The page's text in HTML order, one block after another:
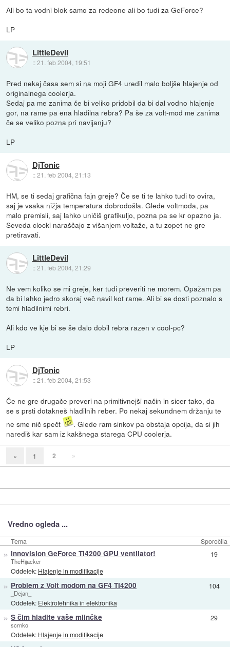
Ali bo ta vodni blok samo za redeone ali bo tudi za GeForce?
LP
LittleDevil
::21. feb 2004, 19:51
Pred nekaj časa sem si na moji GF4 uredil malo boljše hlajenje od
originalnega coolerja.
Sedaj pa me zanima če bi veliko pridobil da bi dal vodno hlajenje
gor, na rame pa ena hladilna rebra? Pa še za volt-mod me zanima
če se veliko pozna pri navijanju?
LP
DjTonic
::21. feb 2004, 21:13
HM, se ti sedaj grafična fajn greje? Če se ti te lahko tudi to ovira,
saj je vsaka nižja temperatura dobrodošla. Glede voltmoda, pa
malo premisli, saj lahko uničiš grafikuljo, pozna pa se kr opazno ja.
Seveda clocki naraščajo z višanjem voltaže, a tu zopet ne gre
pretiravati.
LittleDevil
::21. feb 2004, 21:29
Ne vem koliko se mi greje, ker tudi preveriti ne morem. Opažam pa
da bi lahko jedro skoraj več navil kot rame. Ali bi se dosti poznalo s
temi hladilnimi rebri.
Ali kdo ve kje bi se še dalo dobil rebra razen v cool-pc?
LP
DjTonic
::21. feb 2004, 21:53
Če ne gre drugače preveri na primitivnejši način in sicer tako, da
se s prsti dotakneš hladilnih reber. Po nekaj sekundnem držanju te
ne sme nič spečt
. Glede ram sinkov pa obstaja opcija, da si jih
narediš kar sam iz kakšnega starega CPU coolerja.
« 1 2 »
Vredno ogleda ...
Tema Sporočila
» Innovision GeForce TI4200 GPU ventilator!
TheHijacker
Oddelek: Hlajenje in modifikacije
19
» Problem z Volt modom na GF4 TI4200
_Dejan_
Oddelek: Elektrotehnika in elektronika
104
» S čim hladite vaše mlinčke
scrnko
Oddelek: Hlajenje in modifikacije
29